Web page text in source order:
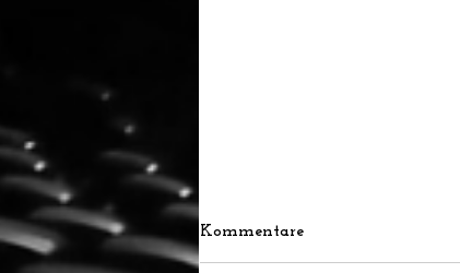
Kommentare